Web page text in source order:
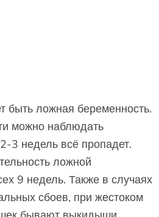
быть ложная беременность.
можно наблюдать
3 недель всё пропадет.
ложной
9 недель. Также в случаях
сбоев, при жестоком